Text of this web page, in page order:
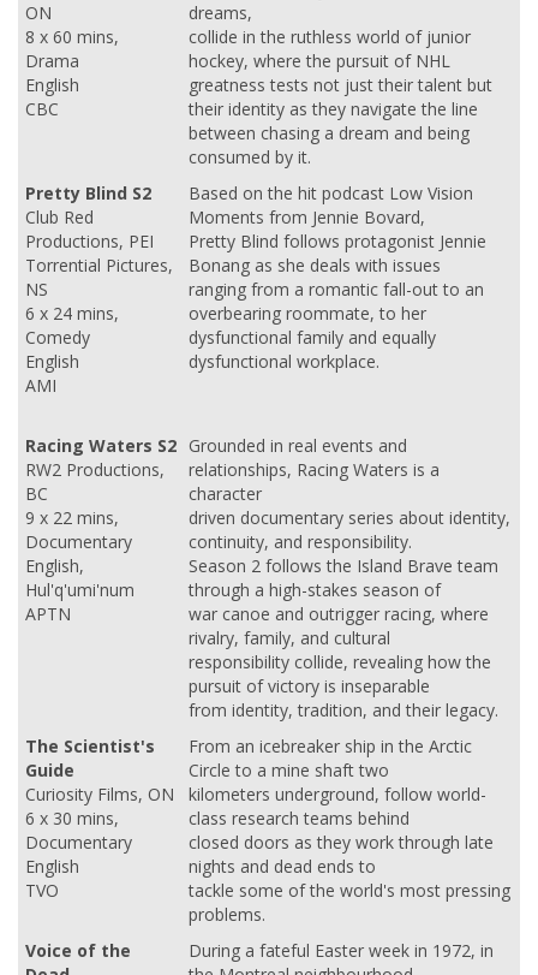
ON
8 x 60 mins,
Drama
English
CBC
dreams,
collide in the ruthless world of junior
hockey, where the pursuit of NHL
greatness tests not just their talent but
their identity as they navigate the line
between chasing a dream and being
consumed by it.
Pretty Blind S2
Club Red
Productions, PEI
Torrential Pictures,
NS
6 x 24 mins,
Comedy
English
AMI
Based on the hit podcast Low Vision
Moments from Jennie Bovard,
Pretty Blind follows protagonist Jennie
Bonang as she deals with issues
ranging from a romantic fall-out to an
overbearing roommate, to her
dysfunctional family and equally
dysfunctional workplace.
Racing Waters S2
RW2 Productions,
BC
9 x 22 mins,
Documentary
English,
Hul'q'umi'num
APTN
Grounded in real events and
relationships, Racing Waters is a
character
driven documentary series about identity,
continuity, and responsibility.
Season 2 follows the Island Brave team
through a high-stakes season of
war canoe and outrigger racing, where
rivalry, family, and cultural
responsibility collide, revealing how the
pursuit of victory is inseparable
from identity, tradition, and their legacy.
The Scientist's
Guide
Curiosity Films, ON
6 x 30 mins,
Documentary
English
TVO
From an icebreaker ship in the Arctic
Circle to a mine shaft two
kilometers underground, follow world-
class research teams behind
closed doors as they work through late
nights and dead ends to
tackle some of the world's most pressing
problems.
Voice of the
During a fateful Easter week in 1972, in